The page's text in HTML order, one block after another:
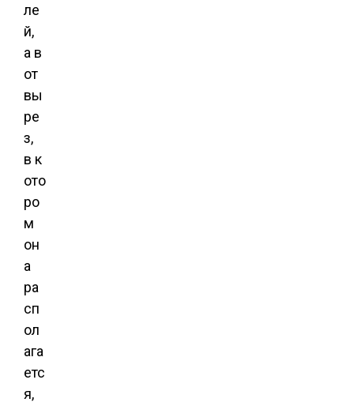
ле
й,
а в
от
вы
ре
з,
в к
ото
ро
м
он
а
ра
сп
ол
ага
етс
я,